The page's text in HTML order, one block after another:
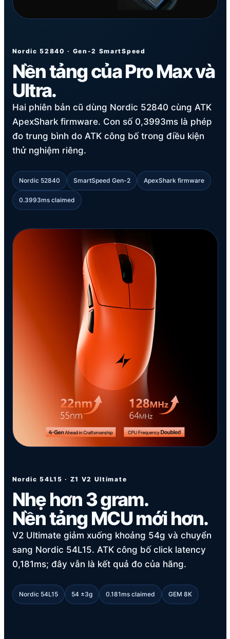
Nordic 52840 · Gen-2 SmartSpeed
Nền tảng của Pro Max và
Ultra.
Hai phiên bản cũ dùng Nordic 52840 cùng ATK
ApexShark firmware. Con số 0,3993ms là phép
đo trung bình do ATK công bố trong điều kiện
thử nghiệm riêng.
Nordic 52840 SmartSpeed Gen-2 ApexShark firmware
0.3993ms claimed
Nordic 54L15 · Z1 V2 Ultimate
Nhẹ hơn 3 gram.
Nền tảng MCU mới hơn.
V2 Ultimate giảm xuống khoảng 54g và chuyển
sang Nordic 54L15. ATK công bố click latency
0,181ms; đây vẫn là kết quả đo của hãng.
Nordic 54L15 54 ±3g 0.181ms claimed GEM 8K